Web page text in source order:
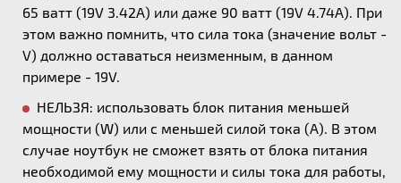
65 ватт (19V 3.42A) или даже 90 ватт (19V 4.74A). При
этом важно помнить, что сила тока (значение вольт -
V) должно оставаться неизменным, в данном
примере - 19V.
НЕЛЬЗЯ: использовать блок питания меньшей
мощности (W) или с меньшей силой тока (А). В этом
случае ноутбук не сможет взять от блока питания
необходимой ему мощности и силы тока для работы,